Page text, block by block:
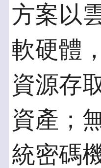
方案以
軟硬體
資源存
資產；
統密碼